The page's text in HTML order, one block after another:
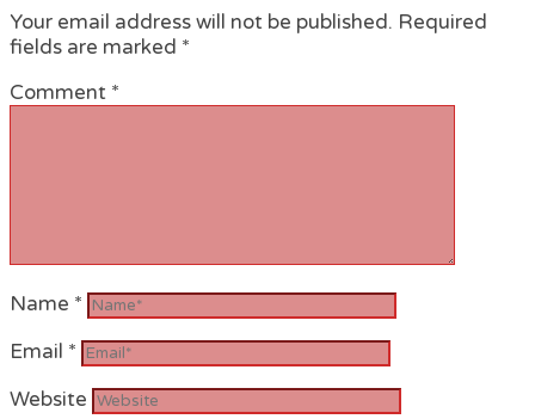
Your email address will not be published. Required
fields are marked *
Comment *
Name *
Email *
Website